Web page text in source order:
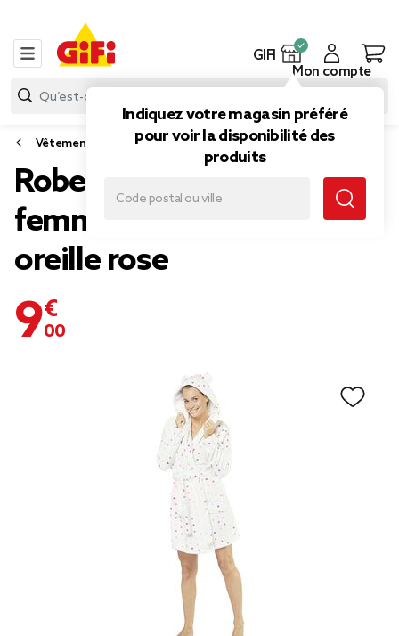
GIFI
Indiquez votre magasin préféré
pour voir la disponibilité des
produits
Mon compte
Vêtements
Robe de chambre pour
femme avec capuche
oreille rose
9,00 €